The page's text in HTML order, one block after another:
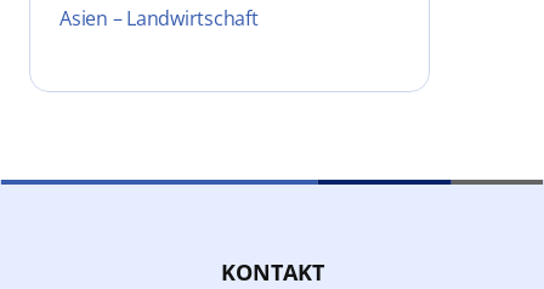
Asien – Landwirtschaft
KONTAKT